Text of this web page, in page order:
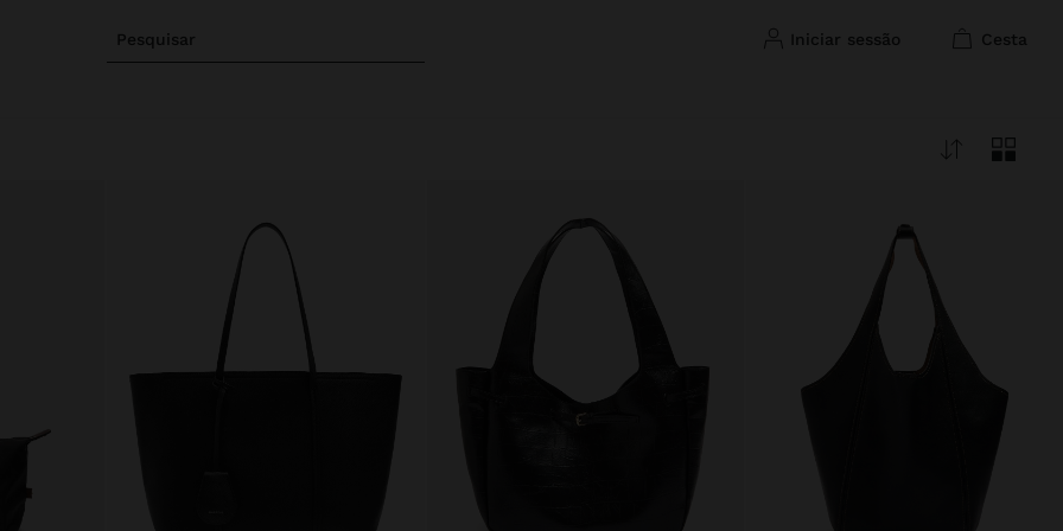
Pesquisar iniciar sessão cesta